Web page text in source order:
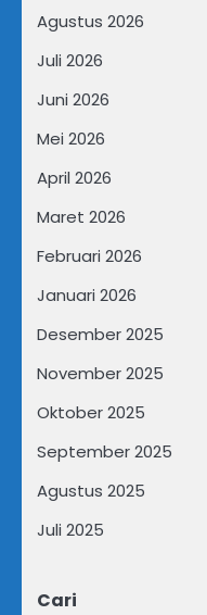
Agustus 2026
Juli 2026
Juni 2026
Mei 2026
April 2026
Maret 2026
Februari 2026
Januari 2026
Desember 2025
November 2025
Oktober 2025
September 2025
Agustus 2025
Juli 2025
Cari